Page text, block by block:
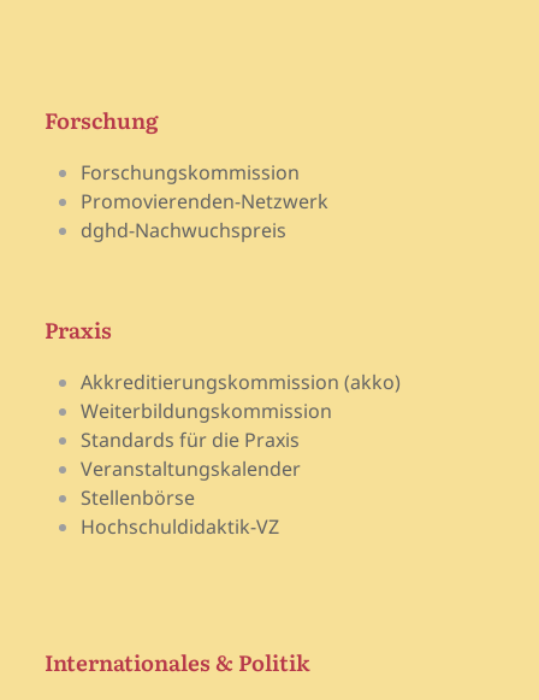
Forschung
Forschungskommission
Promovierenden-Netzwerk
dghd-Nachwuchspreis
Praxis
Akkreditierungskommission (akko)
Weiterbildungskommission
Standards für die Praxis
Veranstaltungskalender
Stellenbörse
Hochschuldidaktik-VZ
Internationales & Politik